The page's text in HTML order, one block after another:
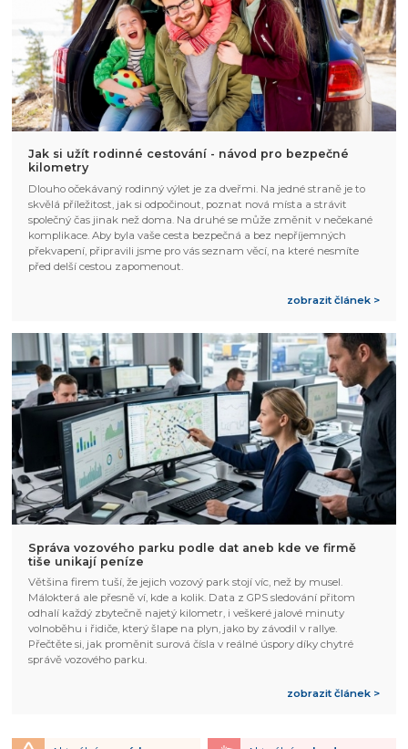
Jak si užít rodinné cestování - návod pro bezpečné
kilometry
Dlouho očekávaný rodinný výlet je za dveřmi. Na jedné straně je to
skvělá příležitost, jak si odpočinout, poznat nová místa a strávit
společný čas jinak než doma. Na druhé se může změnit v nečekané
komplikace. Aby byla vaše cesta bezpečná a bez nepříjemných
překvapení, připravili jsme pro vás seznam věcí, na které nesmíte
před delší cestou zapomenout.
zobrazit článek >
Správa vozového parku podle dat aneb kde ve firmě
tiše unikají peníze
Většina firem tuší, že jejich vozový park stojí víc, než by musel.
Málokterá ale přesně ví, kde a kolik. Data z GPS sledování přitom
odhalí každý zbytečně najetý kilometr, i veškeré jalové minuty
volnoběhu i řidiče, který šlape na plyn, jako by závodil v rallye.
Přečtěte si, jak proměnit surová čísla v reálné úspory díky chytré
správě vozového parku.
zobrazit článek >